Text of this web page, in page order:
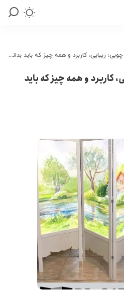
زیبایی، کاربرد و همه چیز که باید بدانید
کاربرد و همه چیز که باید